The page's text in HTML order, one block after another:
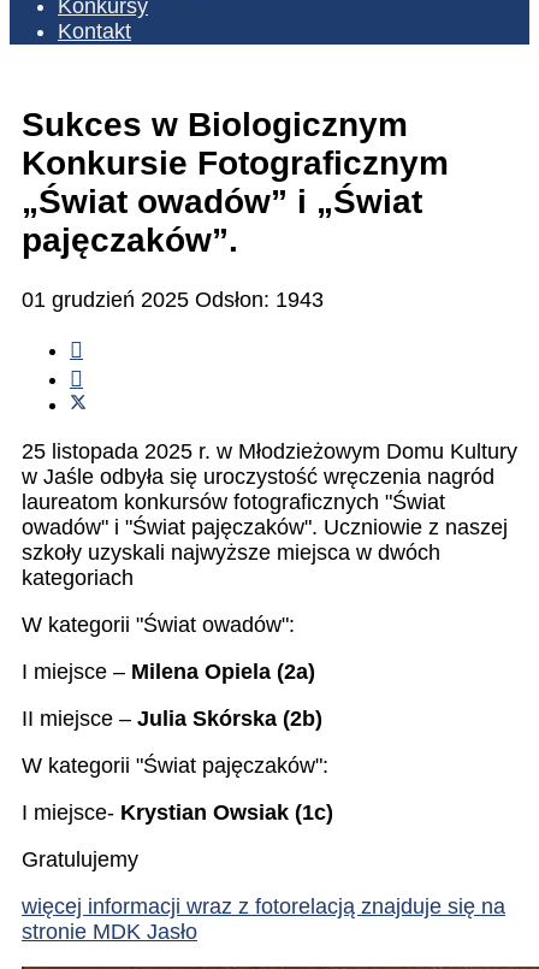
Konkursy
Kontakt
Sukces w Biologicznym
Konkursie Fotograficznym
„Świat owadów” i „Świat
pajęczaków”.
01 grudzień 2025 Odsłon: 1943
25 listopada 2025 r. w Młodzieżowym Domu Kultury
w Jaśle odbyła się uroczystość wręczenia nagród
laureatom konkursów fotograficznych "Świat
owadów" i "Świat pajęczaków". Uczniowie z naszej
szkoły uzyskali najwyższe miejsca w dwóch
kategoriach
W kategorii "Świat owadów":
I miejsce – Milena Opiela (2a)
II miejsce – Julia Skórska (2b)
W kategorii "Świat pajęczaków":
I miejsce- Krystian Owsiak (1c)
Gratulujemy
więcej informacji wraz z fotorelacją znajduje się na
stronie MDK Jasło